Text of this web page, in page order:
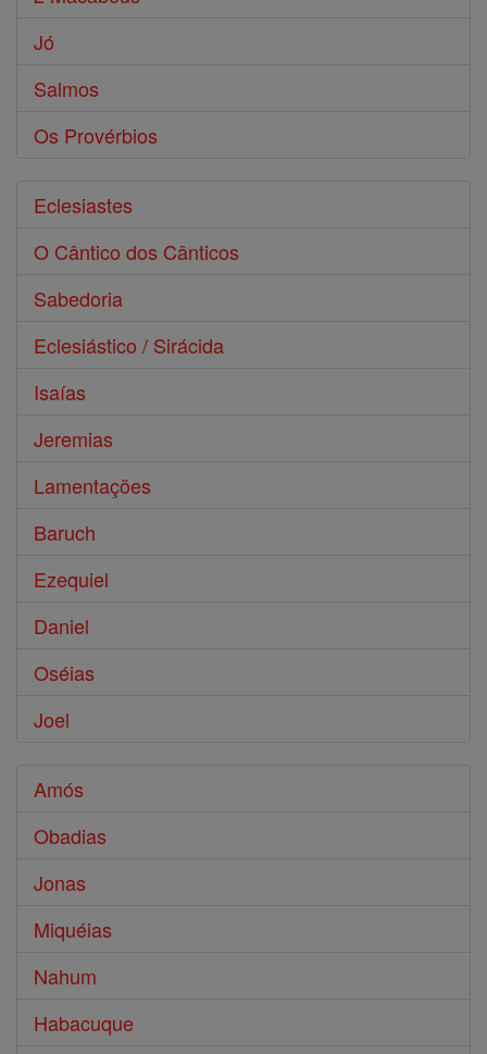
Jó
Salmos
Os Provérbios
Eclesiastes
O Cântico dos Cânticos
Sabedoria
Eclesiástico / Sirácida
Isaías
Jeremias
Lamentações
Baruch
Ezequiel
Daniel
Oséias
Joel
Amós
Obadias
Jonas
Miquéias
Nahum
Habacuque